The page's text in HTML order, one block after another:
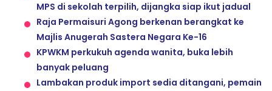
MPS di sekolah terpilih, dijangka siap ikut jadual
Raja Permaisuri Agong berkenan berangkat ke
Majlis Anugerah Sastera Negara Ke-16
KPWKM perkukuh agenda wanita, buka lebih
banyak peluang
Lambakan produk import sedia ditangani, pemain